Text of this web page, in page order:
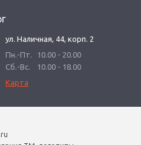
ул. Наличная, 44, корп. 2
Пн.-Пт.
10.00 - 20.00
Сб.-Вс.
10.00 - 18.00
Карта